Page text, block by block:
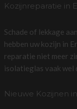
Kozijnreparatie in
Schade of lekkage
hebben uw kozijn in
reparatie niet meer
isolatieglas vaak
Nieuwe Kozijnen